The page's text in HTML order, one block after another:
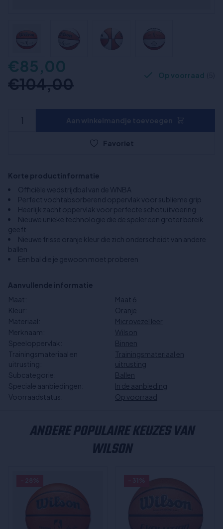
€85,00
€104,00
Op voorraad
Favoriet
Korte productinformatie
Officiële wedstrijdbal van de WNBA
Perfect vochtabsorberend oppervlak voor sublieme grip
Heerlijk zacht oppervlak voor perfecte schotuitvoering
Nieuwe unieke technologie die de speler een groter bereik
geeft
Nieuwe frisse oranje kleur die zich onderscheidt van andere
ballen
Een bal die je gewoon moet proberen
Aanvullende informatie
Maat:
Maat 6
Kleur:
Oranje
Materiaal:
Microvezel leer
Merknaam:
Wilson
Speeloppervlak:
Binnen
Trainingsmateriaal en
uitrusting:
Trainingsmateriaal en
uitrusting
Subcategorie:
Ballen
Speciale aanbiedingen:
In de aanbieding
Voorraadstatus:
Op voorraad
ANDERE POPULAIRE KEUZES VAN
WILSON